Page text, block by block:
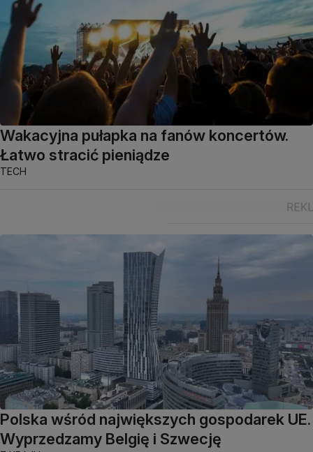
Wakacyjna pułapka na fanów koncertów.
Łatwo stracić pieniądze
TECH
Polska wśród największych gospodarek UE.
Wyprzedzamy Belgię i Szwecję